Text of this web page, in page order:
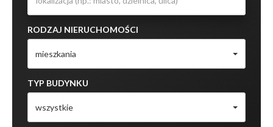
RODZAJ NIERUCHOMOŚCI
mieszkania
TYP BUDYNKU
wszystkie